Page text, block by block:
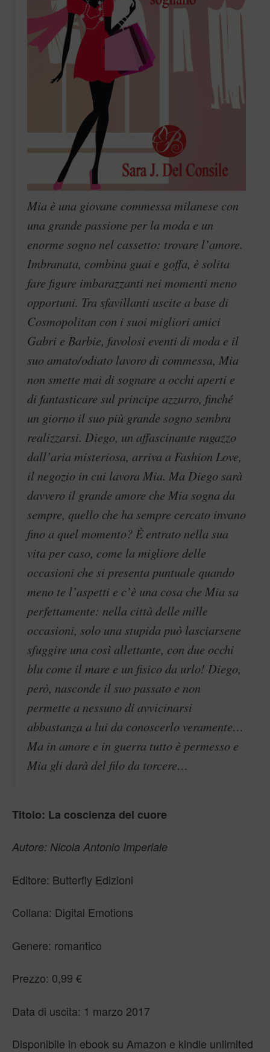
Mia è una giovane commessa milanese con
una grande passione per la moda e un
enorme sogno nel cassetto: trovare l’amore.
Imbranata, combina guai e goffa, è solita
fare figure imbarazzanti nei momenti meno
opportuni. Tra sfavillanti uscite a base di
Cosmopolitan con i suoi migliori amici
Gabri e Barbie, favolosi eventi di moda e il
suo amato/odiato lavoro di commessa, Mia
non smette mai di sognare a occhi aperti e
di fantasticare sul principe azzurro, finché
un giorno il suo più grande sogno sembra
realizzarsi. Diego, un affascinante ragazzo
dall’aria misteriosa, arriva a Fashion Love,
il negozio in cui lavora Mia. Ma Diego sarà
davvero il grande amore che Mia sogna da
sempre, quello che ha sempre cercato invano
fino a quel momento? È entrato nella sua
vita per caso, come la migliore delle
occasioni che si presenta puntuale quando
meno te l’aspetti e c’è una cosa che Mia sa
perfettamente: nella città delle mille
occasioni, solo una stupida può lasciarsene
sfuggire una così allettante, con due occhi
blu come il mare e un fisico da urlo! Diego,
però, nasconde il suo passato e non
permette a nessuno di avvicinarsi
abbastanza a lui da conoscerlo veramente…
Ma in amore e in guerra tutto è permesso e
Mia gli darà del filo da torcere…
Titolo: La coscienza del cuore
Autore: Nicola Antonio Imperiale
Editore: Butterfly Edizioni
Collana: Digital Emotions
Genere: romantico
Prezzo: 0,99 €
Data di uscita: 1 marzo 2017
Disponibile in ebook su Amazon e kindle unlimited